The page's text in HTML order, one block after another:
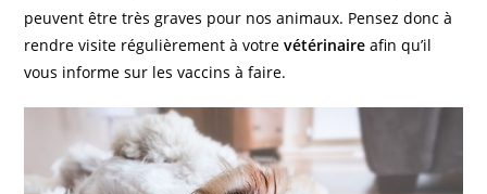
peuvent être très graves pour nos animaux. Pensez donc à
rendre visite régulièrement à votrevétérinaire afin qu’il
vous informe sur les vaccins à faire.